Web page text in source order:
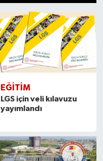
EĞITIM
LGS için veli kılavuzu
yayımlandı